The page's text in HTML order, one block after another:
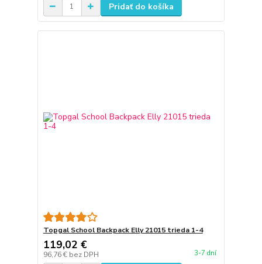
Pridať do košíka
Topgal School Backpack Elly 21015 trieda 1-4
119,02 €
96,76 € bez DPH 3-7 dní